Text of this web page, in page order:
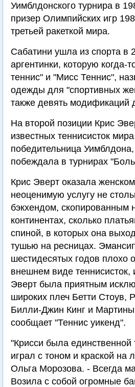
Уимблдонского турнира в
призер Олимпийских игр
третьей ракеткой мира.
Сабатини ушла из спорта в
аргентинки, которую когда-
теннис" и "Мисс Теннис",
одежды для "спортивных
также девять модификаций
На второй позиции Крис
известных теннисисток
победительница
побеждала в турнирах
Крис Эверт оказала
неоценимую услугу не
бэкхендом, скопированным
континентах, сколько
спиной, в которых она
тушью на ресницах.
шестидесятых годов плохо
внешнем виде теннисисток,
Эверт была приятным
широких плеч Бетти Стоув,
Билли-Джин Кинг и
сообщает "Теннис уикенд".
"Крисси была единственной
играл с тоном и краской на
Ольга Морозова. - Всегда
Возила с собой огромные